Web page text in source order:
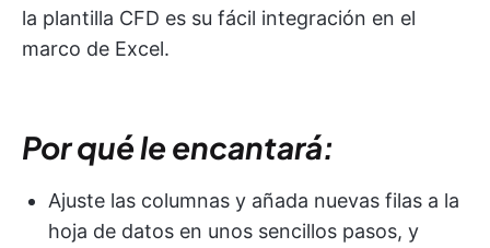
la plantilla CFD es su fácil integración en el
marco de Excel.
Por qué le encantará:
Ajuste las columnas y añada nuevas filas a la
hoja de datos en unos sencillos pasos, y